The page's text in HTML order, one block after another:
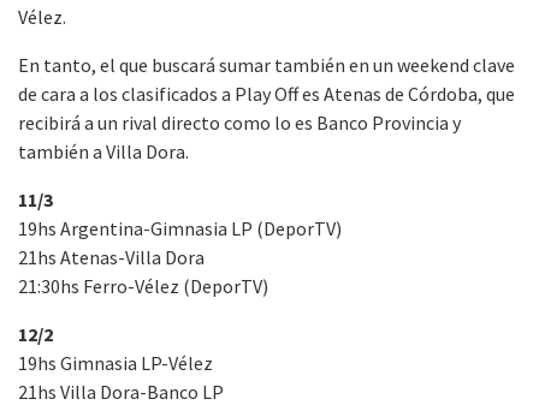
Vélez.
En tanto, el que buscará sumar también en un weekend clave
de cara a los clasificados a Play Off es Atenas de Córdoba, que
recibirá a un rival directo como lo es Banco Provincia y
también a Villa Dora.
11/3
19hs Argentina-Gimnasia LP (DeporTV)
21hs Atenas-Villa Dora
21:30hs Ferro-Vélez (DeporTV)
12/2
19hs Gimnasia LP-Vélez
21hs Villa Dora-Banco LP